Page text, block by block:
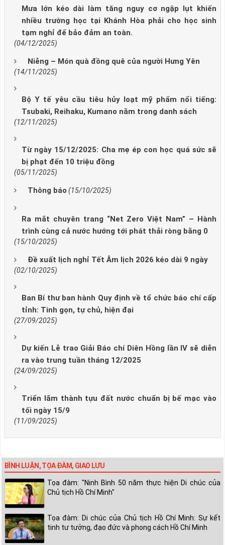
Mưa lớn kéo dài làm tăng nguy cơ ngập lụt khiến
nhiều trường học tại Khánh Hòa phải cho học sinh
tạm nghỉ để bảo đảm an toàn.
(04/12/2025)
Niễng – Món quà đồng quê của người Hưng Yên
(14/11/2025)
Bộ Y tế yêu cầu tiêu hủy loạt mỹ phẩm nổi tiếng:
Tsubaki, Reihaku, Kumano nằm trong danh sách
(12/11/2025)
Từ ngày 15/12/2025: Cha mẹ ép con học quá sức sẽ
bị phạt đến 10 triệu đồng
(05/11/2025)
Thông báo (15/10/2025)
Ra mắt chuyên trang “Net Zero Việt Nam” – Hành
trình cùng cả nước hướng tới phát thải ròng bằng 0
(15/10/2025)
Đề xuất lịch nghỉ Tết Âm lịch 2026 kéo dài 9 ngày
(02/10/2025)
Ban Bí thư ban hành Quy định về tổ chức báo chí cấp
tỉnh: Tinh gọn, tự chủ, hiện đại
(27/09/2025)
Dự kiến Lễ trao Giải Báo chí Diên Hồng lần IV sẽ diễn
ra vào trung tuần tháng 12/2025
(24/09/2025)
Triển lãm thành tựu đất nước chuẩn bị bế mạc vào
tối ngày 15/9
(11/09/2025)
BÌNH LUẬN, TỌA ĐÀM, GIAO LƯU
Tọa đàm: "Ninh Bình 50 năm thực hiện Di chúc của
Chủ tịch Hồ Chí Minh"
Tọa đàm: Di chúc của Chủ tịch Hồ Chí Minh: Sự kết
tinh tư tưởng, đạo đức và phong cách Hồ Chí Minh